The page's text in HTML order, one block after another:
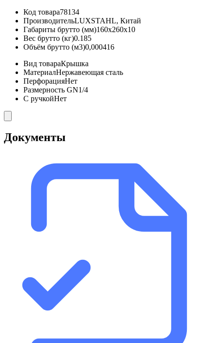
Код товара78134
ПроизводительLUXSTAHL, Китай
Габариты брутто (мм)160x260x10
Вес брутто (кг)0.185
Объём брутто (м3)0,000416
Вид товараКрышка
МатериалНержавеющая сталь
ПерфорацияНет
Размерность GN1/4
С ручкойНет
Документы